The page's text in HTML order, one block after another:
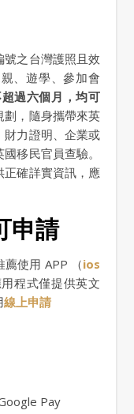
號之台灣護照且效
、遊學、參加會
過六個月，均可
劃，隨身攜帶來英
財力證明、企業或
移民官員查驗。
正確詳實資訊，應
申請
使用 APP （ios
程式僅提供英文
線上申請
Pay